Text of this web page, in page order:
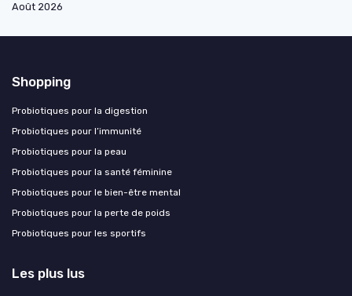
Août 2026
Shopping
Probiotiques pour la digestion
Probiotiques pour l’immunité
Probiotiques pour la peau
Probiotiques pour la santé féminine
Probiotiques pour le bien-être mental
Probiotiques pour la perte de poids
Probiotiques pour les sportifs
Les plus lus